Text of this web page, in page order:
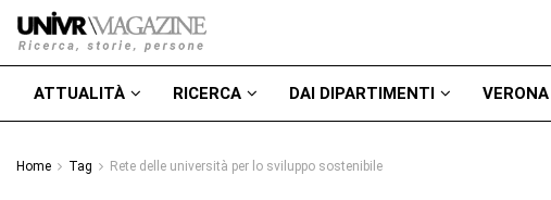
ATTUALITÀ RICERCA DAI DIPARTIMENTI
Home Tag Rete delle università per lo sviluppo sostenibile